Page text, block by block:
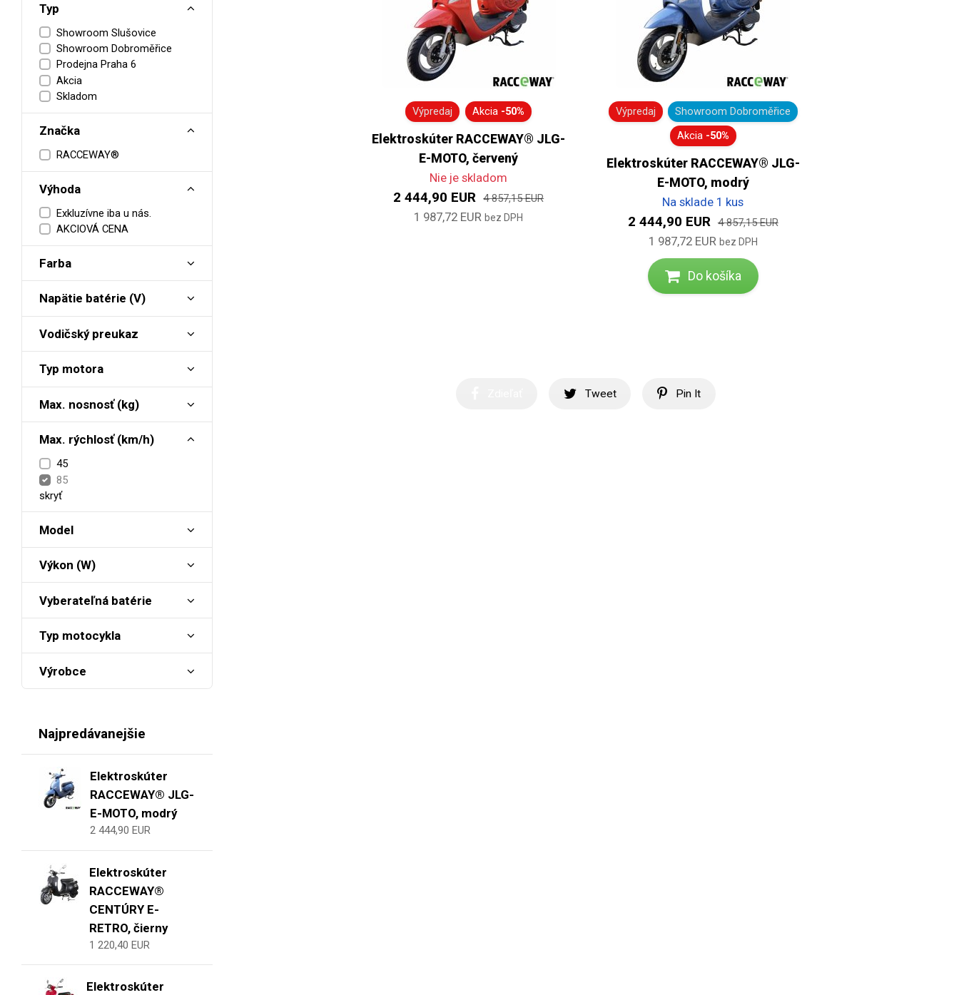
Typ
Showroom Slušovice
Showroom Dobroměřice
Prodejna Praha 6
Akcia
Skladom
Značka
RACCEWAY®
Výhoda
Exkluzívne iba u nás.
AKCIOVÁ CENA
Farba
Napätie batérie (V)
Vodičský preukaz
Typ motora
Max. nosnosť (kg)
Max. rýchlosť (km/h)
45
85
skryť
Model
Výkon (W)
Vyberateľná batérie
Typ motocykla
Výrobce
Najpredávanejšie
Elektroskúter
RACCEWAY® JLG-
E-MOTO, modrý
2 444,90 EUR
Elektroskúter
RACCEWAY®
CENTÚRY E-
RETRO, čierny
1 220,40 EUR
Elektroskúter
Výpredaj Akcia -50%
Elektroskúter RACCEWAY® JLG-
E-MOTO, červený
Nie je skladom
2 444,90 EUR 4 857,15 EUR
1 987,72 EUR bez DPH
Výpredaj
Showroom Dobroměřice
Akcia -50%
Elektroskúter RACCEWAY® JLG-
E-MOTO, modrý
Na sklade 1 kus
2 444,90 EUR 4 857,15 EUR
1 987,72 EUR bez DPH
Do košíka
Tweet Pin It